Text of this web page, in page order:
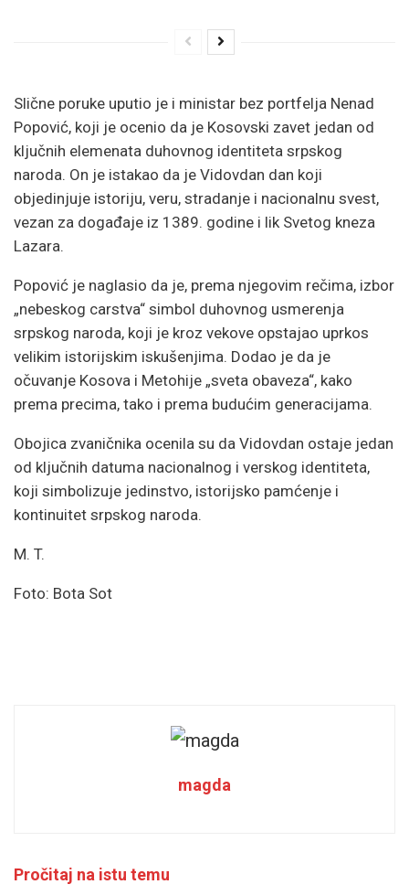
Slične poruke uputio je i ministar bez portfelja Nenad
Popović, koji je ocenio da je Kosovski zavet jedan od
ključnih elemenata duhovnog identiteta srpskog
naroda. On je istakao da je Vidovdan dan koji
objedinjuje istoriju, veru, stradanje i nacionalnu svest,
vezan za događaje iz 1389. godine i lik Svetog kneza
Lazara.
Popović je naglasio da je, prema njegovim rečima, izbor
„nebeskog carstva“ simbol duhovnog usmerenja
srpskog naroda, koji je kroz vekove opstajao uprkos
velikim istorijskim iskušenjima. Dodao je da je
očuvanje Kosova i Metohije „sveta obaveza“, kako
prema precima, tako i prema budućim generacijama.
Obojica zvaničnika ocenila su da Vidovdan ostaje jedan
od ključnih datuma nacionalnog i verskog identiteta,
koji simbolizuje jedinstvo, istorijsko pamćenje i
kontinuitet srpskog naroda.
M. T.
Foto: Bota Sot
magda
Pročitaj na istu temu